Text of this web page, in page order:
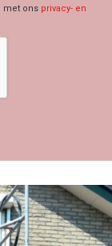
met ons privacy- en